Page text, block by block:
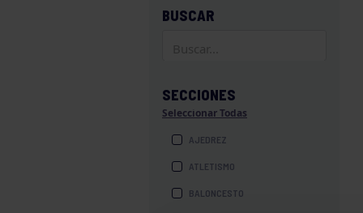
BUSCAR
SECCIONES
Seleccionar Todas
AJEDREZ
ATLETISMO
BALONCESTO